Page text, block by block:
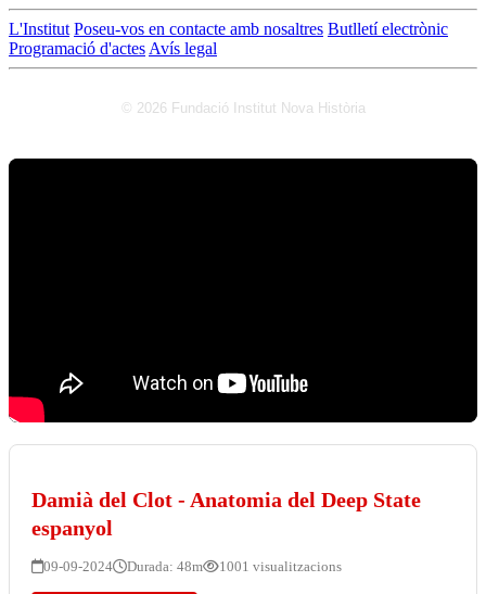
L'Institut Poseu-vos en contacte amb nosaltres Butlletí electrònic
Programació d'actes Avís legal
© 2026 Fundació Institut Nova Història
Damià del Clot - Anatomia del Deep State
espanyol
09-09-2024 Durada: 48m 1001 visualitzacions